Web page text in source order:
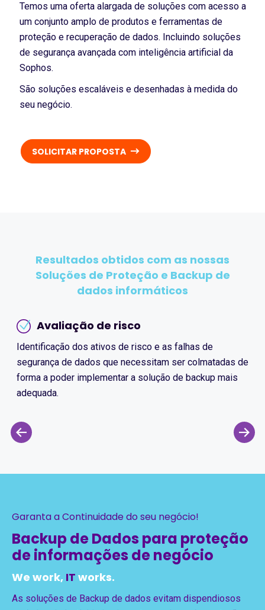
Temos uma oferta alargada de soluções com acesso a
um conjunto amplo de produtos e ferramentas de
proteção e recuperação de dados. Incluindo soluções
de segurança avançada com inteligência artificial da
Sophos.
São soluções escaláveis e desenhadas à medida do
seu negócio.
SOLICITAR PROPOSTA
Resultados obtidos com as nossas
Soluções de Proteção e Backup de
dados informáticos
Avaliação de risco
Identificação dos ativos de risco e as falhas de
segurança de dados que necessitam ser colmatadas de
forma a poder implementar a solução de backup mais
adequada.
Garanta a Continuidade do seu negócio!
Backup de Dados para proteção
de informações de negócio
We work, IT works.
As soluções de Backup de dados evitam dispendiosos